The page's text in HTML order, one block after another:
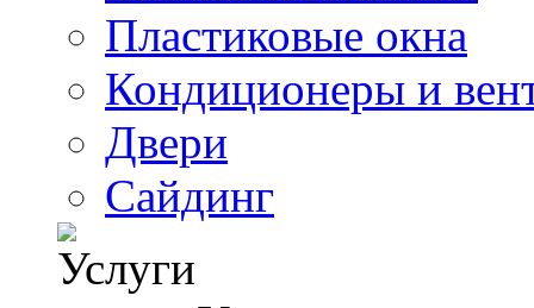
Пластиковые окна
Кондиционеры и
Двери
Сайдинг